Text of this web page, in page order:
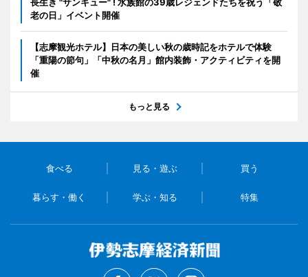
老の日」イベント開催
【志摩観光ホテル】日本の美しい秋の歳時記をホテルで体験
「重陽の節句」「中秋の名月」館内装飾・アクティビティを開
催
もっと見る
食べる 見る・遊ぶ 買う
暮らす・働く 学ぶ・知る 特集